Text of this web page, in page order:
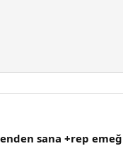
sana +rep